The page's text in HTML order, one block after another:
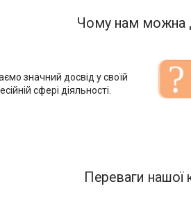
Чому нам можна
значний досвід у своїй
сфері діяльності.
Переваги нашої